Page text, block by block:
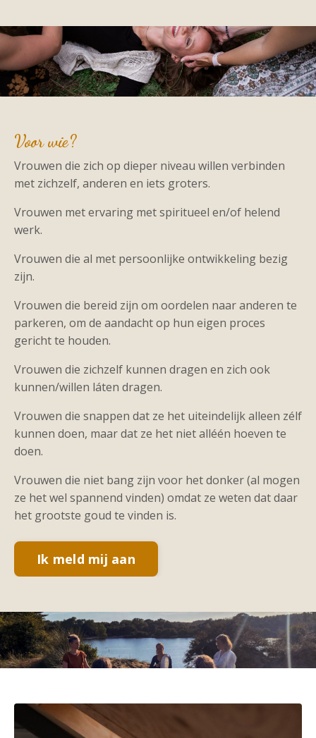
Voor wie?
Vrouwen die zich op dieper niveau willen verbinden
met zichzelf, anderen en iets groters.
Vrouwen met ervaring met spiritueel en/of helend
werk.
Vrouwen die al met persoonlijke ontwikkeling bezig
zijn.
Vrouwen die bereid zijn om oordelen naar anderen te
parkeren, om de aandacht op hun eigen proces
gericht te houden.
Vrouwen die zichzelf kunnen dragen en zich ook
kunnen/willen láten dragen.
Vrouwen die snappen dat ze het uiteindelijk alleen zélf
kunnen doen, maar dat ze het niet alléén hoeven te
doen.
Vrouwen die niet bang zijn voor het donker (al mogen
ze het wel spannend vinden) omdat ze weten dat daar
het grootste goud te vinden is.
Ik meld mij aan